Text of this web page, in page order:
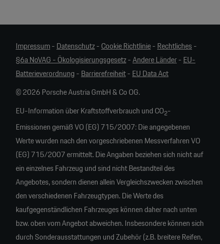
Impressum-Datenschutz-Cookie Richtlinie-Rechtliches-
§6a NoVAG - Ökologisierungsgesetz-Andere Länder-EU-
Batterieverordnung -Barrierefreiheit-EU Data Act
© 2026 Porsche Austria GmbH & Co OG.
EU-Information über Kraftstoffverbrauch und CO2-
Emissionen gemäß VO (EG) 715/2007: Die angegebenen
Werte wurden nach den vorgeschriebenen Messverfahren VO
(EG) 715/2007 ermittelt. Die Angaben beziehen sich nicht auf
ein einzelnes Fahrzeug und sind nicht Bestandteil des
Angebotes, sondern dienen allein Vergleichszwecken zwischen
den verschiedenen Fahrzeugtypen. Die Werte des
kaufgegenständlichen Fahrzeuges können daher nach unten
bzw. oben vom Angebot abweichen. Insbesondere können sich
durch Sonderausstattungen und Zubehör (z.B. breitere Reifen,